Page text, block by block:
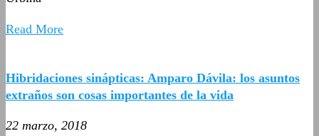
Read More
Hibridaciones sinápticas: Amparo Dávila: los asuntos
extraños son cosas importantes de la vida
22 marzo, 2018